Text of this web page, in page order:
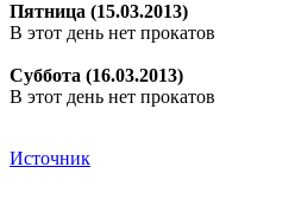
Пятница (15.03.2013)
В этот день нет прокатов
Суббота (16.03.2013)
В этот день нет прокатов
Источник